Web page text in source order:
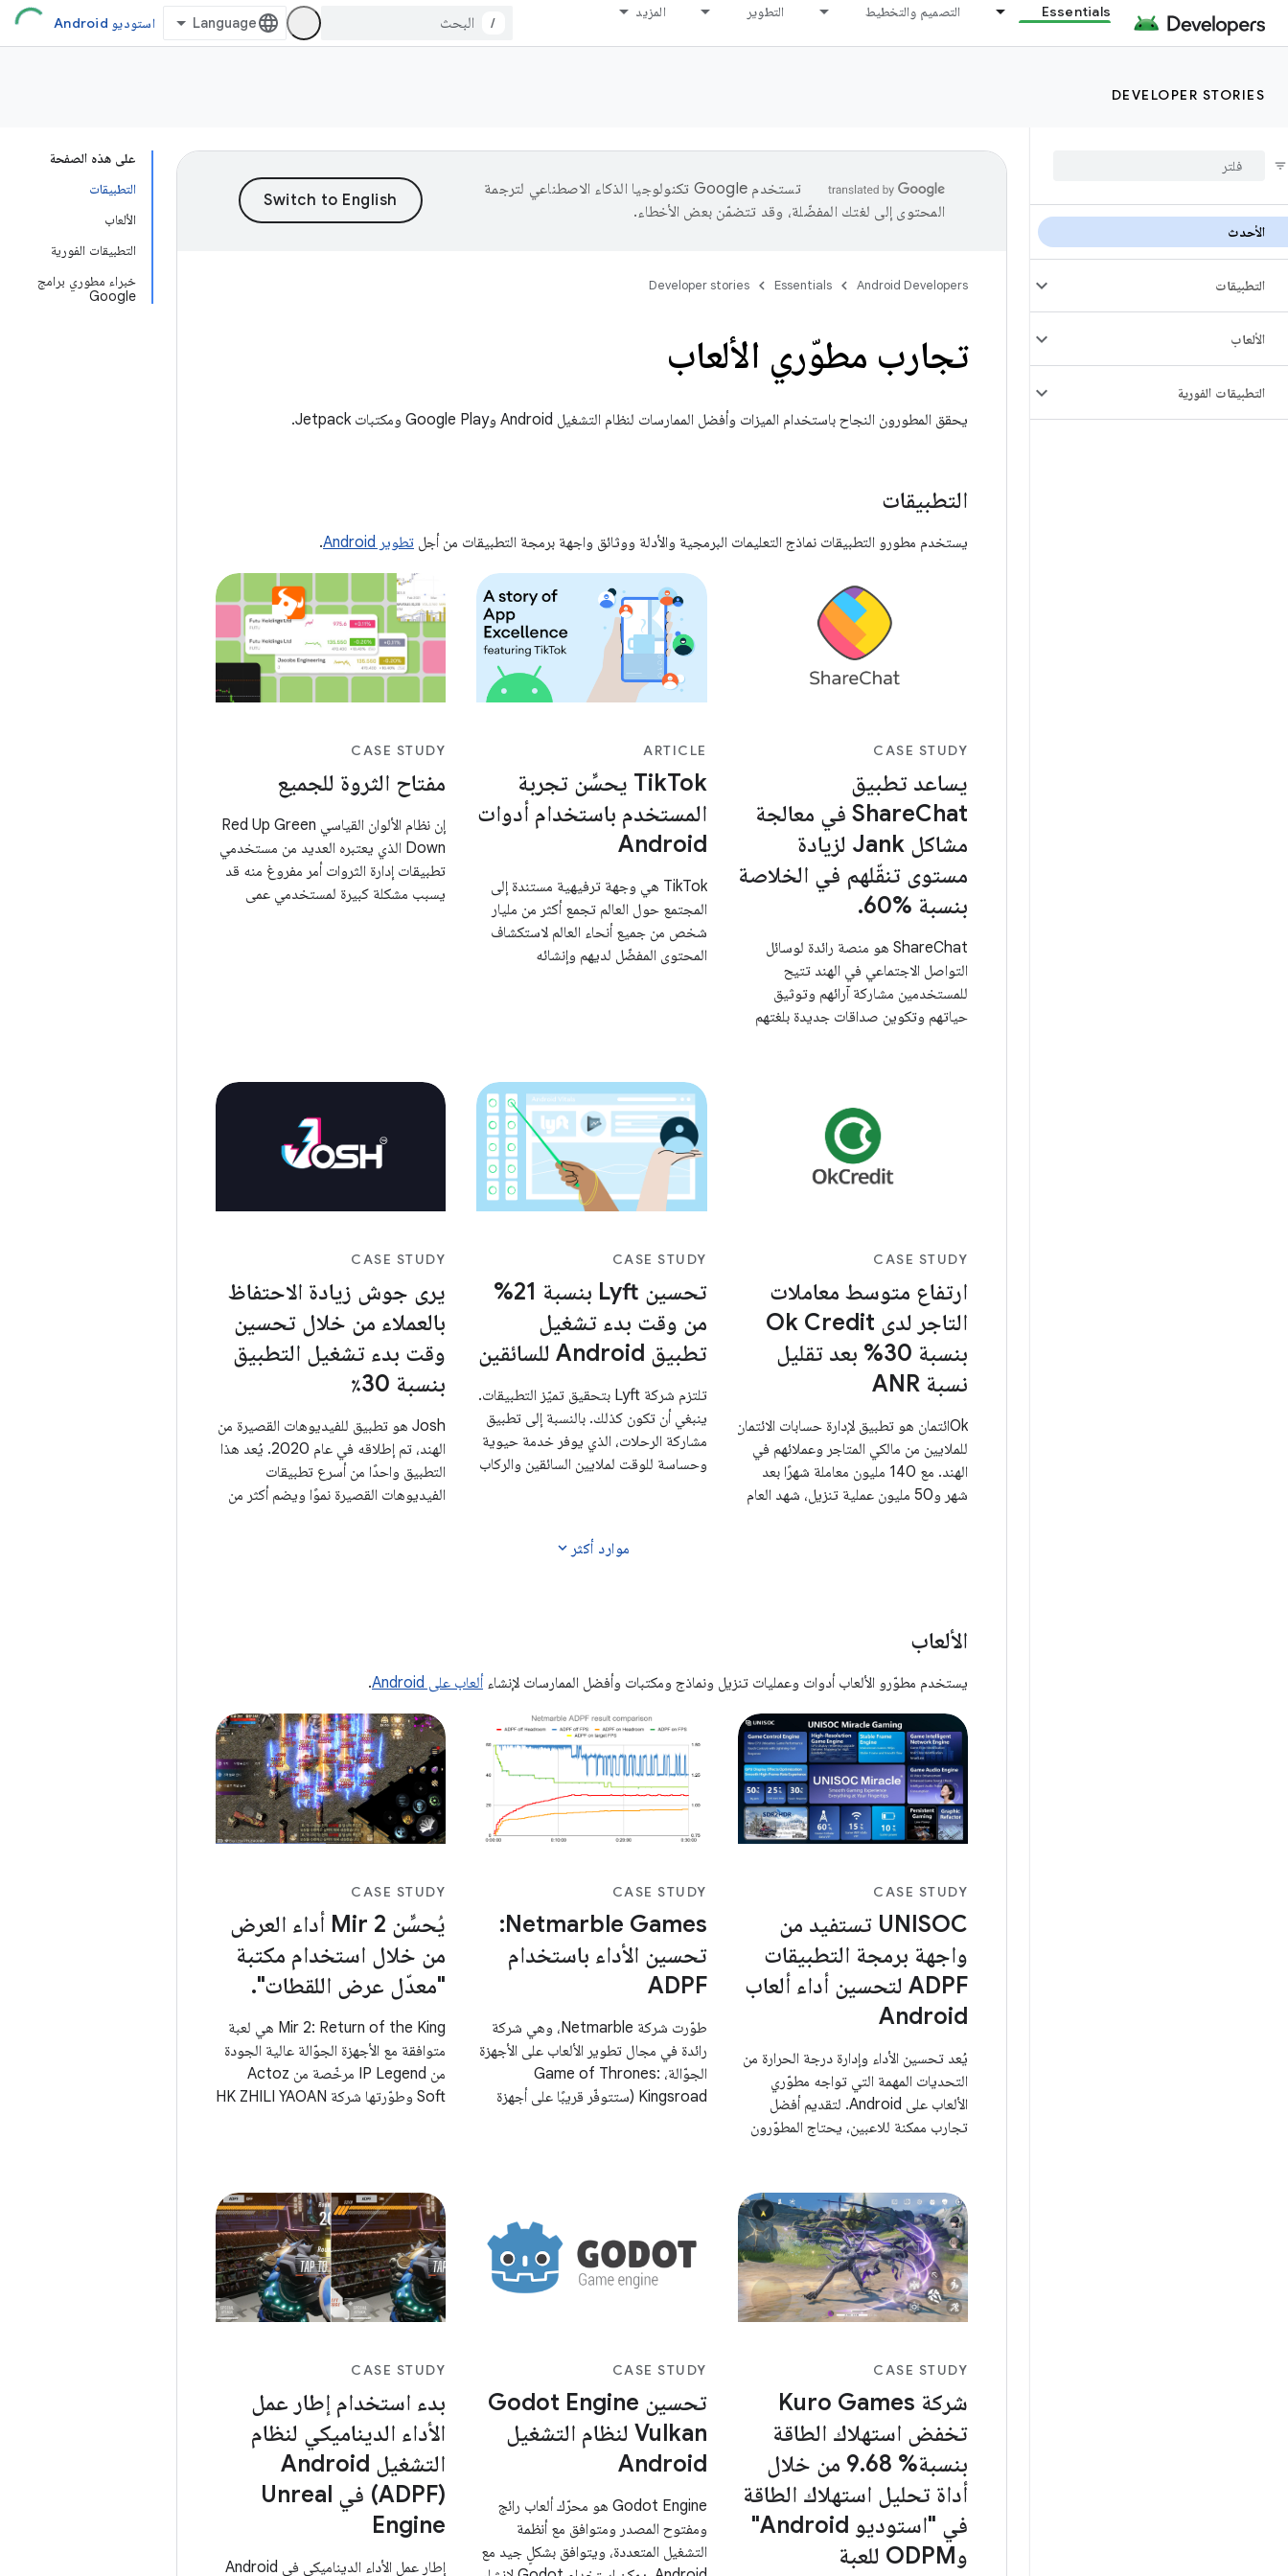
Essentials التصميم والتخطيط التطوير المزيد
/ استوديو Android
DEVELOPER STORIES
الأحدث
التطبيقات
الألعاب
التطبيقات الفورية
على هذه الصفحة
التطبيقات
الألعاب
التطبيقات الفورية
خبراء مطوري برامج
Google
تستخدم Google تكنولوجيا الذكاء الاصطناعي لترجمة
المحتوى إلى لغتك المفضّلة، وقد تتضمّن بعض الأخطاء.
Android Developers
Essentials
Developer stories
تجارب مطوّري الألعاب
يحقق المطورون النجاح باستخدام الميزات وأفضل الممارسات لنظام التشغيل Android وGoogle Play ومكتبات Jetpack.
التطبيقات
يستخدم مطورو التطبيقات نماذج التعليمات البرمجية والأدلة ووثائق واجهة برمجة التطبيقات من أجل تطوير Android .
CASE STUDY
يساعد تطبيق
ShareChat في معالجة
مشاكل Jank لزيادة
مستوى تنقّلهم في الخلاصة
بنسبة %60.
ShareChat هو منصة رائدة لوسائل
التواصل الاجتماعي في الهند تتيح
للمستخدمين مشاركة آرائهم وتوثيق
حياتهم وتكوين صداقات جديدة بلغتهم
ARTICLE
TikTok يحسِّن تجربة
المستخدم باستخدام أدوات
Android
TikTok هي وجهة ترفيهية مستندة إلى
المجتمع حول العالم تجمع أكثر من مليار
شخص من جميع أنحاء العالم لاستكشاف
المحتوى المفضّل لديهم وإنشائه
CASE STUDY
مفتاح الثروة للجميع
إن نظام الألوان القياسي Red Up Green
Down الذي يعتبره العديد من مستخدمي
تطبيقات إدارة الثروات أمر مفروغ منه قد
يسبب مشكلة كبيرة لمستخدمي عمى
CASE STUDY
ارتفاع متوسط معاملات
التاجر لدى Ok Credit
بنسبة 30% بعد تقليل
نسبة ANR
Okائتمان هو تطبيق لإدارة حسابات الائتمان
للملايين من مالكي المتاجر وعملائهم في
الهند. مع 140 مليون معاملة شهرًا بعد
شهر و50 مليون عملية تنزيل، شهد العام
وقت بدء تشغيل التطبيق.
CASE STUDY
تحسين Lyft بنسبة 21%
من وقت بدء تشغيل
تطبيق Android للسائقين
تلتزم شركة Lyft بتحقيق تميّز التطبيقات.
ينبغي أن تكون كذلك. بالنسبة إلى تطبيق
مشاركة الرحلات، الذي يوفر خدمة حيوية
وحساسة للوقت لملايين السائقين والركاب
CASE STUDY
يرى جوش زيادة الاحتفاظ
بالعملاء من خلال تحسين
وقت بدء تشغيل التطبيق
بنسبة 30٪
Josh هو تطبيق للفيديوهات القصيرة من
الهند، تم إطلاقه في عام 2020. يُعد هذا
التطبيق واحدًا من أسرع تطبيقات
الفيديوهات القصيرة نموًا ويضم أكثر من
تحقيق النجاح.
موارد أكثر expand_more
الألعاب
يستخدم مطوّرو الألعاب أدوات وعمليات تنزيل ونماذج ومكتبات وأفضل الممارسات لإنشاء ألعاب على Android .
CASE STUDY
UNISOC تستفيد من
واجهة برمجة التطبيقات
ADPF لتحسين أداء ألعاب
Android
يُعد تحسين الأداء وإدارة درجة الحرارة من
التحديات المهمة التي تواجه مطوّري
الألعاب على Android. لتقديم أفضل
تجارب ممكنة للاعبين، يحتاج المطوّرون
الطاقة المستدام. يوفّر
CASE STUDY
Netmarble Games:
تحسين الأداء باستخدام
ADPF
طوّرت شركة Netmarble، وهي شركة
رائدة في مجال تطوير الألعاب على الأجهزة
الجوّالة، Game of Thrones:
Kingsroad (ستتوفّر قريبًا على أجهزة
CASE STUDY
يُحسِّن Mir 2 أداء العرض
من خلال استخدام مكتبة
"معدّل عرض اللقطات".
Mir 2: Return of the King هي لعبة
متوافقة مع الأجهزة الجوّالة عالية الجودة
من IP Legend مرخّصة من Actoz
Soft وطوّرتها شركة HK ZHILI YAOAN
CASE STUDY
شركة Kuro Games
تخفض استهلاك الطاقة
بنسبة% 9.68 من خلال
أداة تحليل استهلاك الطاقة
في "استوديو Android"
وODPM للعبة
CASE STUDY
تحسين Godot Engine
Vulkan لنظام التشغيل
Android
Godot Engine هو محرّك ألعاب رائج
ومفتوح المصدر ومتوافق مع أنظمة
التشغيل المتعددة، ويتوافق بشكلٍ جيد مع
CASE STUDY
بدء استخدام إطار عمل
الأداء الديناميكي لنظام
التشغيل Android
(ADPF) في Unreal
Engine
إطار عمل الأداء الديناميكي في Android